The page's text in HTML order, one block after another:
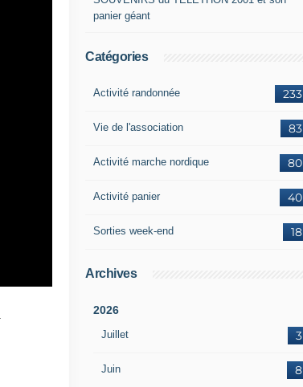
panier géant
Catégories
233
Activité randonnée
83
Vie de l'association
80
Activité marche nordique
40
Activité panier
18
Sorties week-end
Archives
2026
Juillet 3
Juin 8